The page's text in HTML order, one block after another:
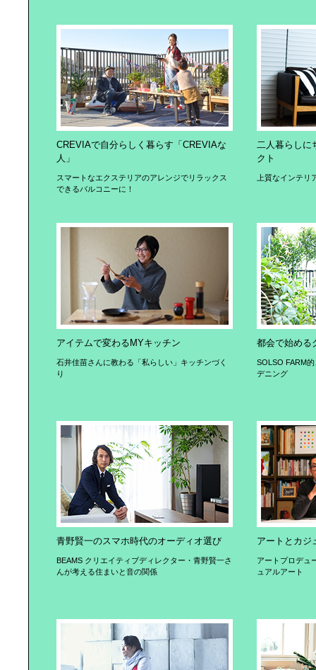
CREVIAで自分らしく暮らす「CREVIAな
人」
スマートなエクステリアのアレンジでリラックス
できるバルコニーに！
二人暮らしに
クト
上質なインテリ
アイテムで変わるMYキッチン
石井佳苗さんに教わる「私らしい」キッチンづく
り
都会で始める
SOLSO FARM
デニング
青野賢一のスマホ時代のオーディオ選び
BEAMS クリエイティブディレクター・青野賢一さ
んが考える住まいと音の関係
アートとカジ
アートプロデュ
ュアルアート